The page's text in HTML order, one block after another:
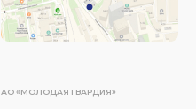
АО «МОЛОДАЯ ГВАРДИЯ»